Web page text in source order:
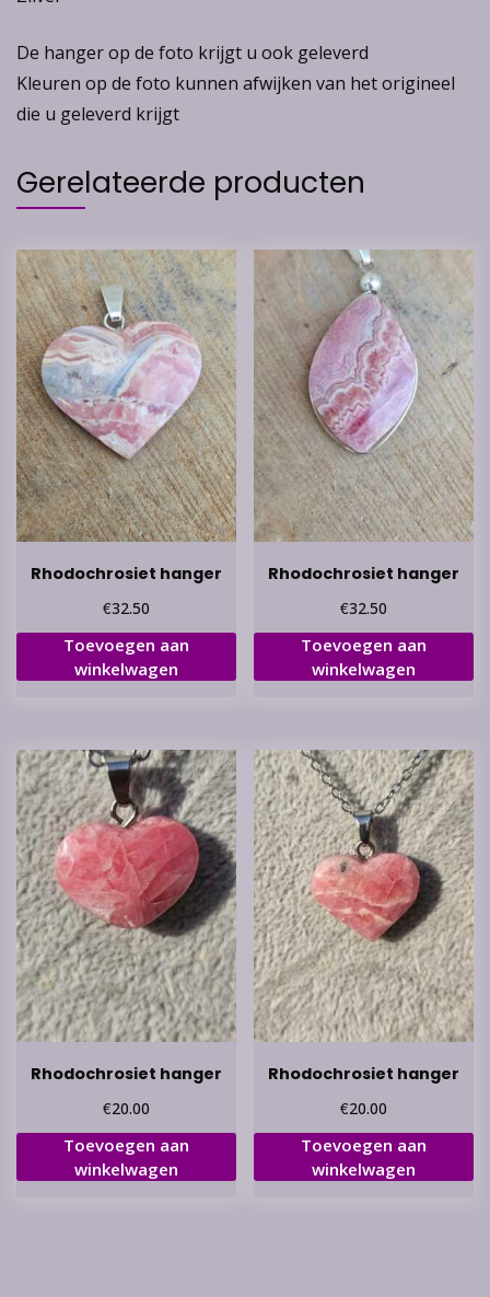
De hanger op de foto krijgt u ook geleverd
Kleuren op de foto kunnen afwijken van het origineel
die u geleverd krijgt
Gerelateerde producten
Rhodochrosiet hanger
€32.50
Toevoegen aan
winkelwagen
Rhodochrosiet hanger
€32.50
Toevoegen aan
winkelwagen
Rhodochrosiet hanger
€20.00
Toevoegen aan
winkelwagen
Rhodochrosiet hanger
€20.00
Toevoegen aan
winkelwagen